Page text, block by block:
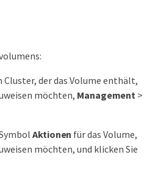
Cluster, der das Volume enthält,
möchten, Management >
Aktionen für das Volume,
möchten, und klicken Sie